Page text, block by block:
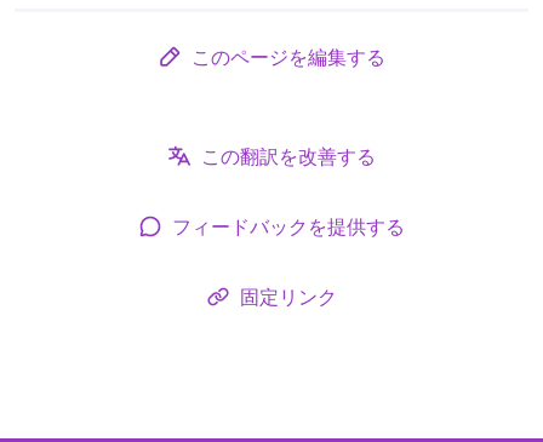
このページを編集する
この翻訳を改善する
フィードバックを提供する
固定リンク